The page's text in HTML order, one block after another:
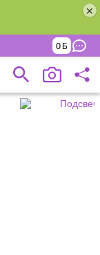
0